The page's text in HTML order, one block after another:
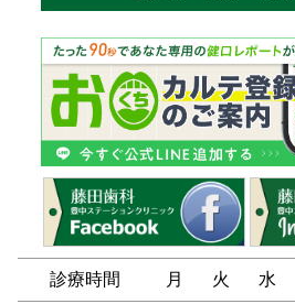
診療時間 月 火 水